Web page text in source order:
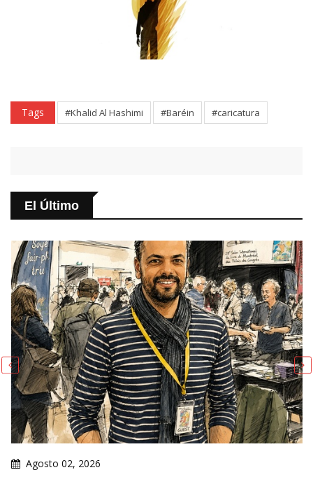
Tags #Khalid Al Hashimi #Baréin #caricatura
El Último
Agosto 02, 2026